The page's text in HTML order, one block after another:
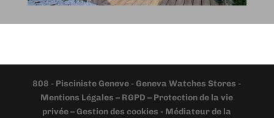
808 - Pisciniste Geneve -Geneva Watches Stores -
Mentions Légales – RGPD – Protection de la vie
privée – Gestion des cookies - Médiateur de la